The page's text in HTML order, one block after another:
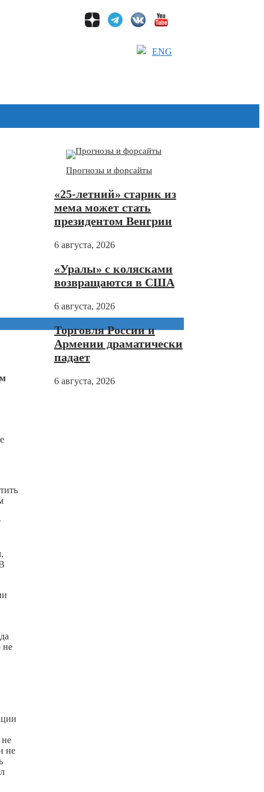
ENG
не
не
не
Прогнозы и форсайты
«25-летний» старик из
мема может стать
президентом Венгрии
6 августа, 2026
«Уралы» с колясками
возвращаются в США
6 августа, 2026
Торговля России и
Армении драматически
падает
6 августа, 2026